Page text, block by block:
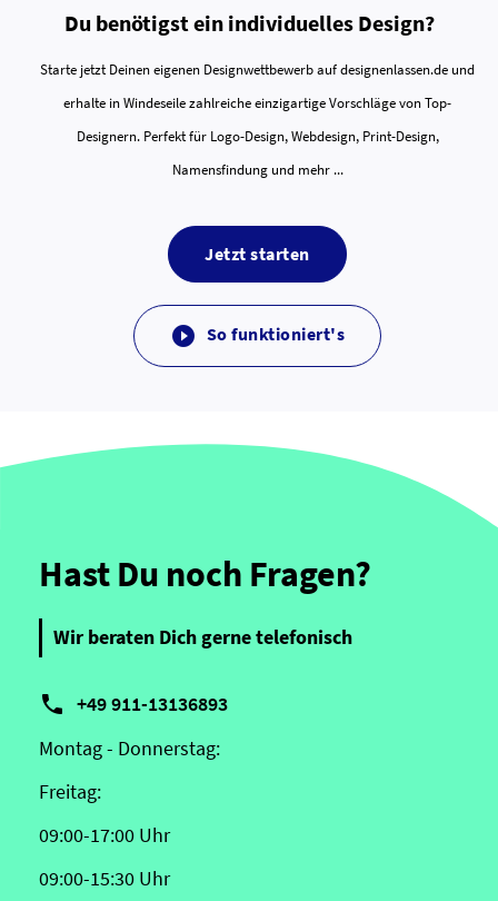
Du benötigst ein individuelles Design?
Starte jetzt Deinen eigenen Designwettbewerb auf designenlassen.de und
erhalte in Windeseile zahlreiche einzigartige Vorschläge von Top-
Designern. Perfekt für Logo-Design, Webdesign, Print-Design,
Namensfindung und mehr ...
Jetzt starten
 So funktioniert's
Hast Du noch Fragen?
Wir beraten Dich gerne telefonisch
 +49 911-13136893
Montag - Donnerstag:
Freitag:
09:00-17:00 Uhr
09:00-15:30 Uhr